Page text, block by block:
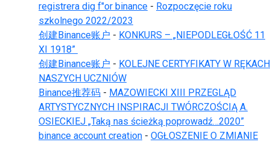
registrera dig f"or binance - Rozpoczęcie roku
szkolnego 2022/2023
创建Binance账户 - KONKURS – „NIEPODLEGŁOŚĆ 11
XI 1918”
创建Binance账户 - KOLEJNE CERTYFIKATY W RĘKACH
NASZYCH UCZNIÓW
Binance推荐码 - MAZOWIECKI XIII PRZEGLĄD
ARTYSTYCZNYCH INSPIRACJI TWÓRCZOŚCIĄ A.
OSIECKIEJ „Taką nas ścieżką poprowadź…2020”
binance account creation - OGŁOSZENIE O ZMIANIE